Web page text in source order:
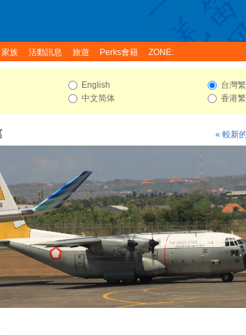
家族 活動訊息 旅遊 Perks會籍 ZONE:
English
中文简体
台灣
香港
« 較新的